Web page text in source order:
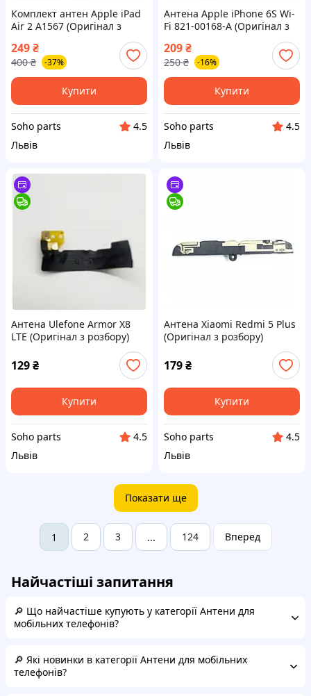
Комплект антен Apple iPad
Air 2 A1567 (Оригінал з
249₴
400 ₴ -37%
Купити
Soho parts
4.5
Львів
Антена Apple iPhone 6S Wi-
Fi 821-00168-A (Оригінал з
209₴
250 ₴ -16%
Купити
Soho parts
4.5
Львів
Антена Ulefone Armor X8
LTE (Оригінал з розбору)
129₴
Купити
Soho parts
4.5
Львів
Антена Xiaomi Redmi 5 Plus
(Оригінал з розбору)
179₴
Купити
Soho parts
4.5
Львів
Показати ще
1 2 3 ... 124 Вперед
Найчастіші запитання
🔎 Що найчастіше купують у категорії Антени для
мобільних телефонів?
🔎 Які новинки в категорії Антени для мобільних
телефонів?